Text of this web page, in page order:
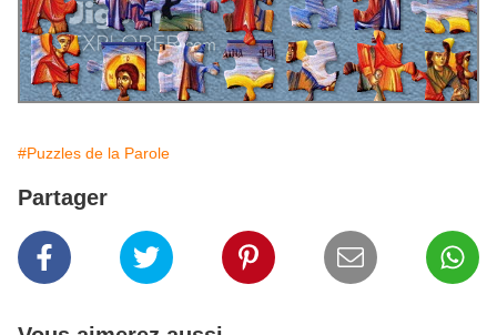
#Puzzles de la Parole
Partager